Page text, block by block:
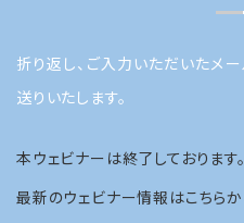
折り返し、ご入力いただいたメ
送りいたします。
本ウェビナーは終了しております。
最新のウェビナー情報はこちらか